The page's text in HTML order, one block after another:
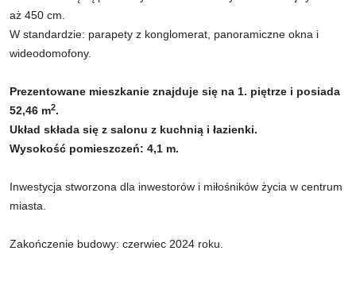
aż 450 cm.
W standardzie: parapety z konglomerat, panoramiczne okna i
wideodomofony.
Prezentowane mieszkanie znajduje się na 1. piętrze i posiada
52,46 m2.
Układ składa się z salonu z kuchnią i łazienki.
Wysokość pomieszczeń: 4,1 m.
Inwestycja stworzona dla inwestorów i miłośników życia w centrum
miasta.
Zakończenie budowy: czerwiec 2024 roku.